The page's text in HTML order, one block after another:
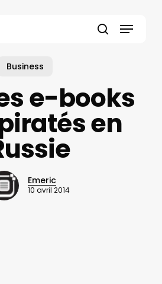
Menu
Business
e-books
en
Emeric
10 avril 2014